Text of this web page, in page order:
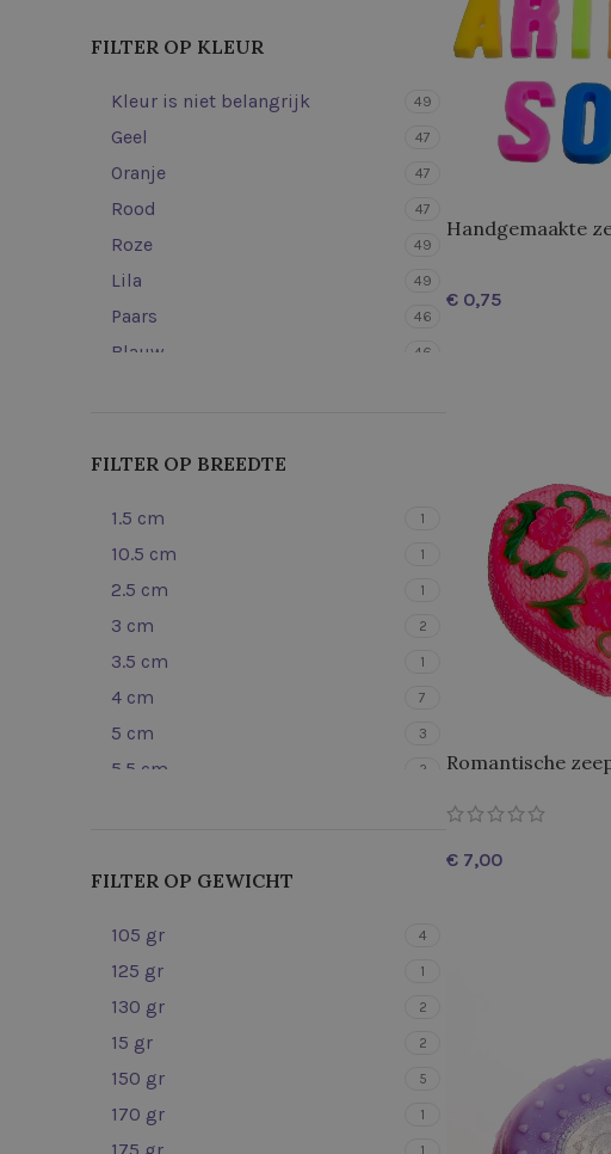
FILTER OP KLEUR
Kleur is niet belangrijk 49
Geel 47
Oranje 47
Rood 47
Roze 49
Lila 49
Paars 46
Blauw 46
Lichtgroen
Wit
Beige
Bruin
Zwart
Grijs
Zilver
Goud
FILTER OP BREEDTE
1.5 cm 1
10.5 cm 1
2.5 cm 1
3 cm 2
3.5 cm 1
4 cm 7
5 cm 3
5.5 cm 2
7 cm
8 cm
9 cm
9.5 cm
FILTER OP GEWICHT
105 gr 4
125 gr 1
130 gr 2
15 gr 2
150 gr 5
170 gr 1
1
Handgemaakte
€
Romantische
€